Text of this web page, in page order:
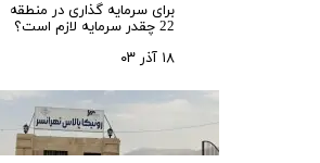
برای سرمایه‌ گذاری در منطقه
22 چقدر سرمایه لازم است؟
۱۸ آذر ۰۳